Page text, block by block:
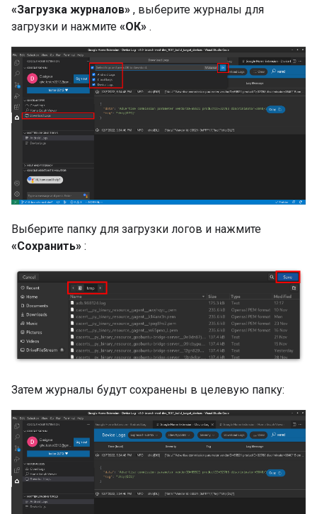
«Загрузка журналов» , выберите журналы для
загрузки и нажмите «ОК» .
Выберите папку для загрузки логов и нажмите
«Сохранить» :
Затем журналы будут сохранены в целевую папку: